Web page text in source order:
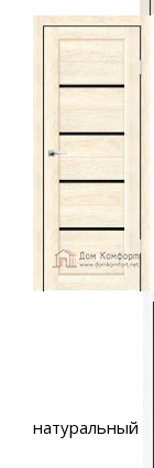
натуральный